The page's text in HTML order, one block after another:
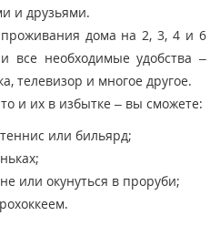
и друзьями.
дома на 2, 3, 4 и 6
все необходимые удобства –
телевизор и многое другое.
и их в избытке – вы сможете:
или бильярд;
или окунуться в проруби;